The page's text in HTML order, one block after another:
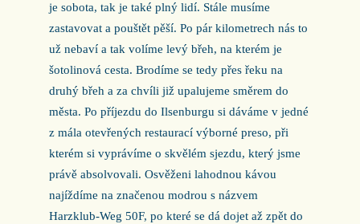
je sobota, tak je také plný lidí. Stále musíme
zastavovat a pouštět pěší. Po pár kilometrech nás to
už nebaví a tak volíme levý břeh, na kterém je
šotolinová cesta. Brodíme se tedy přes řeku na
druhý břeh a za chvíli již upalujeme směrem do
města. Po příjezdu do Ilsenburgu si dáváme v jedné
z mála otevřených restaurací výborné preso, při
kterém si vyprávíme o skvělém sjezdu, který jsme
právě absolvovali. Osvěženi lahodnou kávou
najíždíme na značenou modrou s názvem
Harzklub-Weg 50F, po které se dá dojet až zpět do